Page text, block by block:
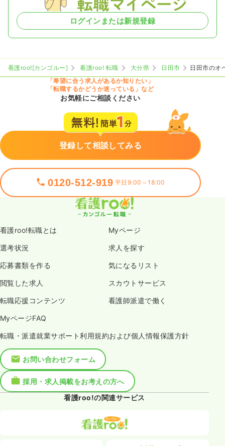
ログインまたは新規登録
看護roo![カンゴルー] 看護roo! 転職 大分県 日田市
日田市のオ
「希望に合う求人があるか知りたい」
「転職するかどうか迷っている」など
お気軽にご相談ください
登録して相談してみる
0120-512-919 平日9:00～18:00
看護roo!転職とは Myページ
選考状況 求人を探す
応募書類を作る 気になるリスト
閲覧した求人 スカウトサービス
転職応援コンテンツ 看護師派遣で働く
MyページFAQ
転職・派遣就業サポート利用規約および個人情報保護方針
お問い合わせフォーム
採用・求人掲載をお考えの方へ
看護roo!の関連サービス